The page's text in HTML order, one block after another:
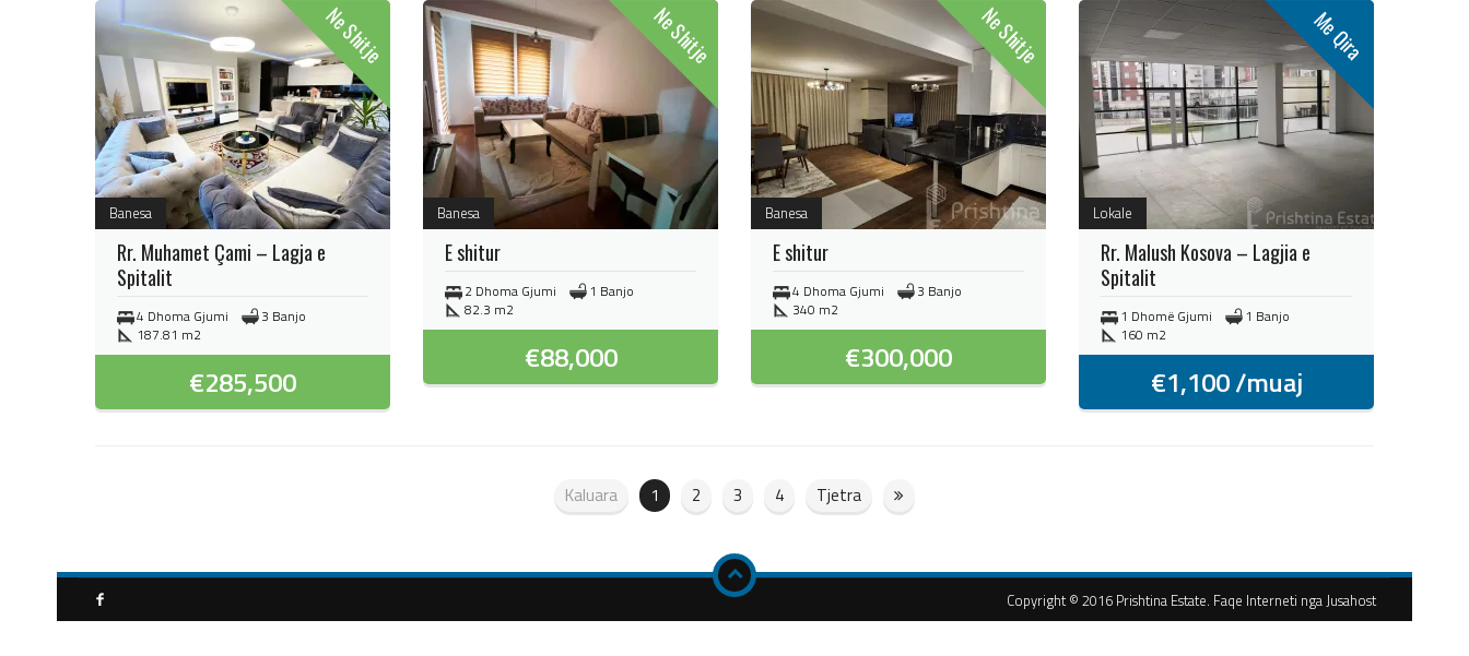
Banesa
Ne Shitje
Rr. Muhamet Çami – Lagja e
Spitalit
4 Dhoma Gjumi
3 Banjo
187.81 m2
€285,500
Banesa
Ne Shitje
E shitur
2 Dhoma Gjumi
1 Banjo
82.3 m2
€88,000
Banesa
Ne Shitje
E shitur
4 Dhoma Gjumi
3 Banjo
340 m2
€300,000
Lokale
Me Qira
Rr. Malush Kosova – Lagjia e
Spitalit
1 Dhomë Gjumi
1 Banjo
160 m2
€1,100/muaj
Kaluara 1 2 3 4 Tjetra
Copyright © 2016 Prishtina Estate. Faqe Interneti nga Jusahost